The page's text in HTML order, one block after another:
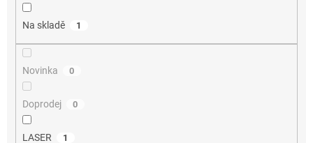
Na skladě 1
Novinka 0
Doprodej 0
LASER 1